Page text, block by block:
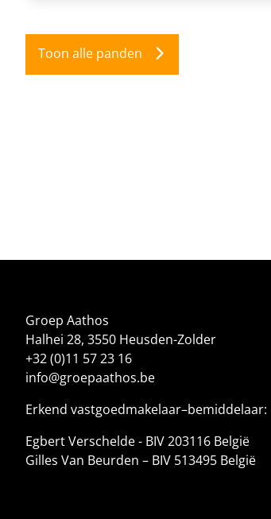
Toon alle panden
Groep Aathos
Halhei 28, 3550 Heusden-Zolder
+32 (0)11 57 23 16
info@groepaathos.be
Erkend vastgoedmakelaar–bemiddelaar:
Egbert Verschelde - BIV 203116 België
Gilles Van Beurden – BIV 513495 België